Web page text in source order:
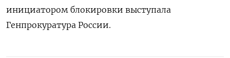
инициатором блокировки выступала
Генпрокуратура России.